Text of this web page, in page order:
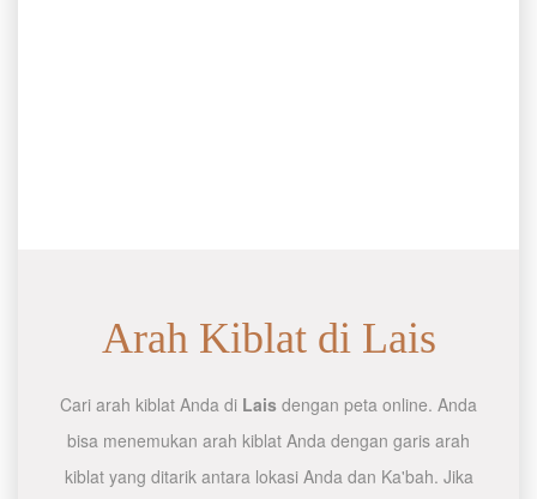
Arah Kiblat di Lais
Cari arah kiblat Anda di Lais dengan peta online. Anda
bisa menemukan arah kiblat Anda dengan garis arah
kiblat yang ditarik antara lokasi Anda dan Ka'bah. Jika